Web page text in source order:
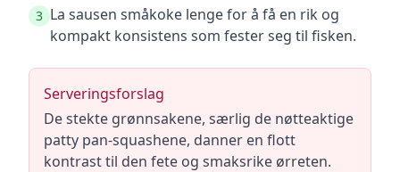
3 La sausen småkoke lenge for å få en rik og
kompakt konsistens som fester seg til fisken.
Serveringsforslag
De stekte grønnsakene, særlig de nøtteaktige
patty pan-squashene, danner en flott
kontrast til den fete og smaksrike ørreten.